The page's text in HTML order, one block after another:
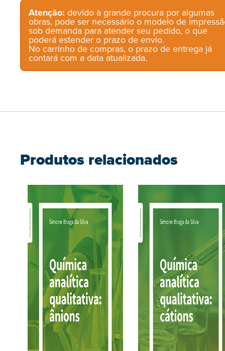
Atenção: devido à grande procura por algumas
obras, pode ser necessário o modelo de
sob demanda para atender seu pedido, o que
poderá estender o prazo de envio.
No carrinho de compras, o prazo de entrega já
contará com a data atualizada.
Produtos relacionados